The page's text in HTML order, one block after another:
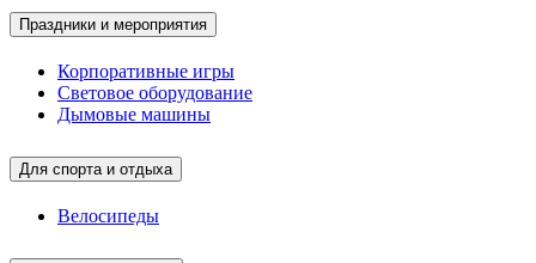
Праздники и мероприятия
Корпоративные игры
Световое оборудование
Дымовые машины
Для спорта и отдыха
Велосипеды